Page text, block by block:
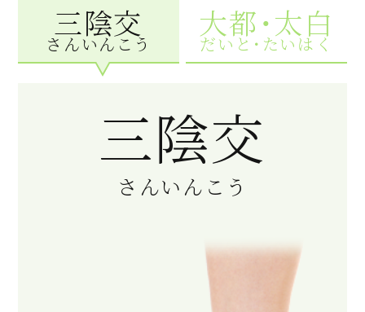
三陰交
さんいんこう
大都・太白
だいと・たいはく
三陰交
さんいんこう